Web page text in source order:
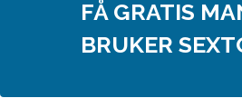
FÅ GRATIS
BRUKER